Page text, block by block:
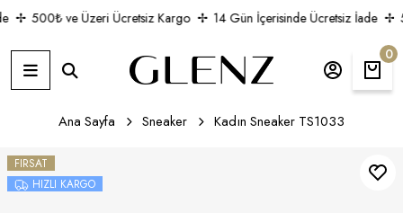
500₺ ve Üzeri Ücretsiz Kargo 14 Gün İçerisinde Ücretsiz İade
0
Ana Sayfa Sneaker Kadın Sneaker TS1033
FIRSAT
HIZLI KARGO